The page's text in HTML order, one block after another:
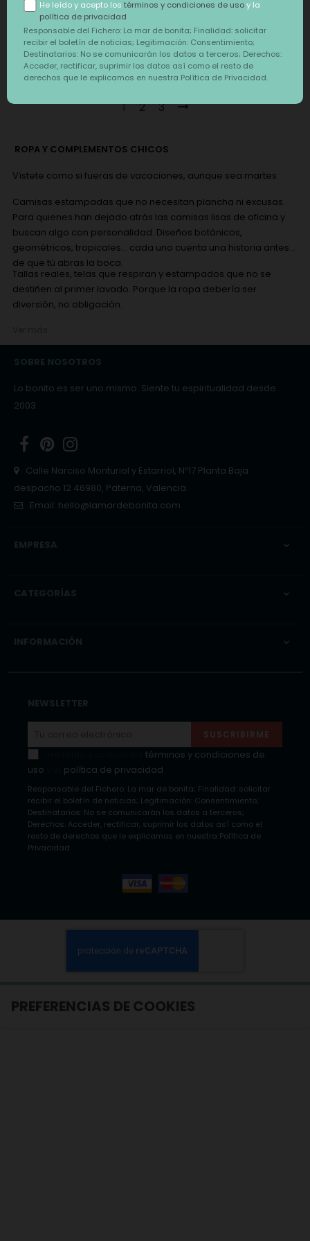
MANGA CORTA PATCH
Precio
28,85 €
MANGA CORTA DROPS
Mostrando 1-12 de 34 producto(s)
1 2 3
ROPA Y COMPLEMENTOS CHICOS
Vístete como si fueras de vacaciones, aunque sea martes.
Camisas estampadas que no necesitan plancha ni excusas.
Para quienes han dejado atrás las camisas lisas de oficina y
buscan algo con personalidad. Diseños botánicos,
geométricos, tropicales... cada uno cuenta una historia antes
de que tú abras la boca.
Tallas reales, telas que respiran y estampados que no se
destiñen al primer lavado. Porque la ropa debería ser
diversión, no obligación.
SOBRE NOSOTROS
Lo bonito es ser uno mismo. Siente tu espiritualidad desde
2003.
FacebookPinterest
Calle Narciso Monturiol y Estarriol, Nº17 Planta Baja
despacho 12 46980, Paterna, Valencia
Email: hello@lamardebonita.com
EMPRESA 
CATEGORÍAS 
INFORMACIÓN 
NEWSLETTER
SUSCRIBIRME
términos y condiciones de
uso
política de privacidad
Responsable del Fichero: La mar de bonita; Finalidad: solicitar
recibir el boletín de noticias; Legitimación: Consentimiento;
Destinatarios: No se comunicarán los datos a terceros;
Derechos: Acceder, rectificar, suprimir los datos así como el
resto de derechos que le explicamos en nuestra Política de
Privacidad.
PREFERENCIAS DE COOKIES
Responsable del Fichero: La mar de bonita; Finalidad: solicitar
recibir el boletín de noticias; Legitimación: Consentimiento;
Destinatarios: No se comunicarán los datos a terceros; Derechos:
Acceder, rectificar, suprimir los datos así como el resto de
derechos que le explicamos en nuestra Política de Privacidad.
He leído y acepto lostérminos y condiciones de usoy la
política de privacidad